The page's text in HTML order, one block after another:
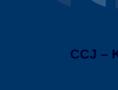
CCJ –